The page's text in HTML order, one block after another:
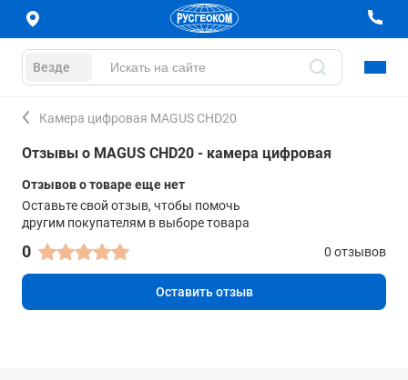
Везде
Камера цифровая MAGUS CHD20
Отзывы о MAGUS CHD20 - камера цифровая
Отзывов о товаре еще нет
Оставьте свой отзыв, чтобы помочь
другим покупателям в выборе товара
0 0 отзывов
Оставить отзыв